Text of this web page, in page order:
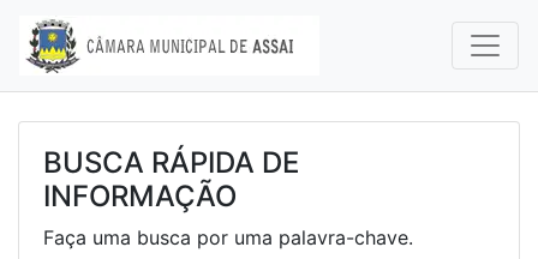
BUSCA RÁPIDA DE
INFORMAÇÃO
Faça uma busca por uma palavra-chave.